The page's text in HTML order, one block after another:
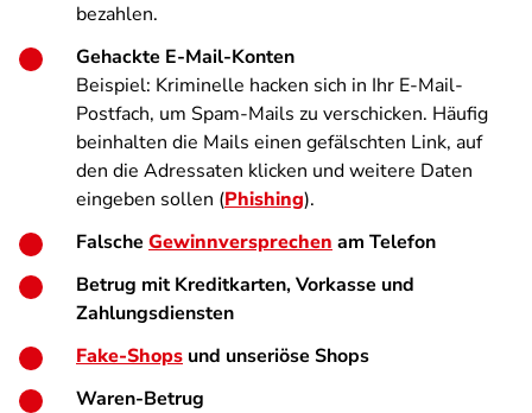
bezahlen.
Gehackte E-Mail-Konten
Beispiel: Kriminelle hacken sich in Ihr E-Mail-
Postfach, um Spam-Mails zu verschicken. Häufig
beinhalten die Mails einen gefälschten Link, auf
den die Adressaten klicken und weitere Daten
eingeben sollen (Phishing).
Falsche Gewinnversprechen am Telefon
Betrug mit Kreditkarten, Vorkasse und
Zahlungsdiensten
Fake-Shops und unseriöse Shops
Waren-Betrug